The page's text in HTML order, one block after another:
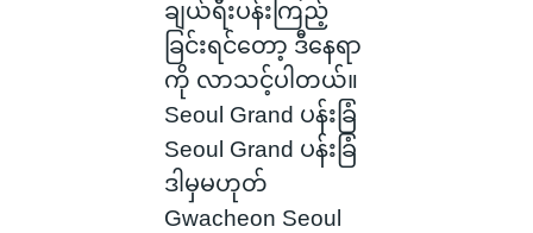
ချယ်ရီးပန်းကြည့်
ခြင်းရင်တော့ ဒီနေရာ
ကို လာသင့်ပါတယ်။
Seoul Grand ပန်းခြံ
Seoul Grand ပန်းခြံ
ဒါမှမဟုတ်
Gwacheon Seoul